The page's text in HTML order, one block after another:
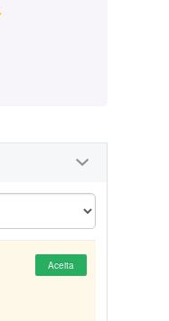
Aceita